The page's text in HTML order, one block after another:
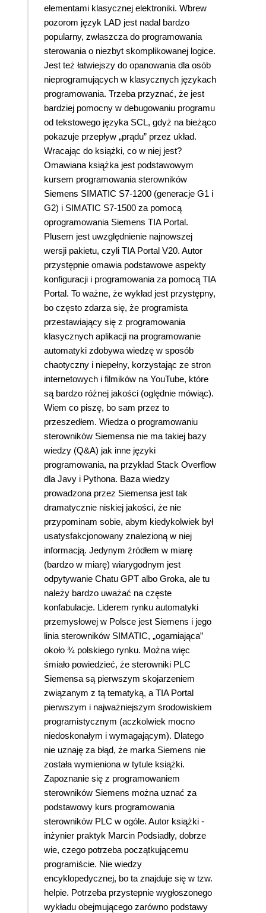
elementami klasycznej elektroniki. Wbrew
pozorom język LAD jest nadal bardzo
popularny, zwłaszcza do programowania
sterowania o niezbyt skomplikowanej logice.
Jest też łatwiejszy do opanowania dla osób
nieprogramujących w klasycznych językach
programowania. Trzeba przyznać, że jest
bardziej pomocny w debugowaniu programu
od tekstowego języka SCL, gdyż na bieżąco
pokazuje przepływ „prądu” przez układ.
Wracając do książki, co w niej jest?
Omawiana książka jest podstawowym
kursem programowania sterowników
Siemens SIMATIC S7-1200 (generacje G1 i
G2) i SIMATIC S7-1500 za pomocą
oprogramowania Siemens TIA Portal.
Plusem jest uwzględnienie najnowszej
wersji pakietu, czyli TIA Portal V20. Autor
przystępnie omawia podstawowe aspekty
konfiguracji i programowania za pomocą TIA
Portal. To ważne, że wykład jest przystępny,
bo często zdarza się, że programista
przestawiający się z programowania
klasycznych aplikacji na programowanie
automatyki zdobywa wiedzę w sposób
chaotyczny i niepełny, korzystając ze stron
internetowych i filmików na YouTube, które
są bardzo różnej jakości (oględnie mówiąc).
Wiem co piszę, bo sam przez to
przeszedłem. Wiedza o programowaniu
sterowników Siemensa nie ma takiej bazy
wiedzy (Q&A) jak inne języki
programowania, na przykład Stack Overflow
dla Javy i Pythona. Baza wiedzy
prowadzona przez Siemensa jest tak
dramatycznie niskiej jakości, że nie
przypominam sobie, abym kiedykolwiek był
usatysfakcjonowany znalezioną w niej
informacją. Jedynym źródłem w miarę
(bardzo w miarę) wiarygodnym jest
odpytywanie Chatu GPT albo Groka, ale tu
należy bardzo uważać na częste
konfabulacje. Liderem rynku automatyki
przemysłowej w Polsce jest Siemens i jego
linia sterowników SIMATIC, „ogarniająca”
około ¾ polskiego rynku. Można więc
śmiało powiedzieć, że sterowniki PLC
Siemensa są pierwszym skojarzeniem
związanym z tą tematyką, a TIA Portal
pierwszym i najważniejszym środowiskiem
programistycznym (aczkolwiek mocno
niedoskonałym i wymagającym). Dlatego
nie uznaję za błąd, że marka Siemens nie
została wymieniona w tytule książki.
Zapoznanie się z programowaniem
sterowników Siemens można uznać za
podstawowy kurs programowania
sterowników PLC w ogóle. Autor książki -
inżynier praktyk Marcin Podsiadły, dobrze
wie, czego potrzeba początkującemu
programiście. Nie wiedzy
encyklopedycznej, bo ta znajduje się w tzw.
helpie. Potrzeba przystepnie wygłoszonego
wykładu obejmującego zarówno podstawy